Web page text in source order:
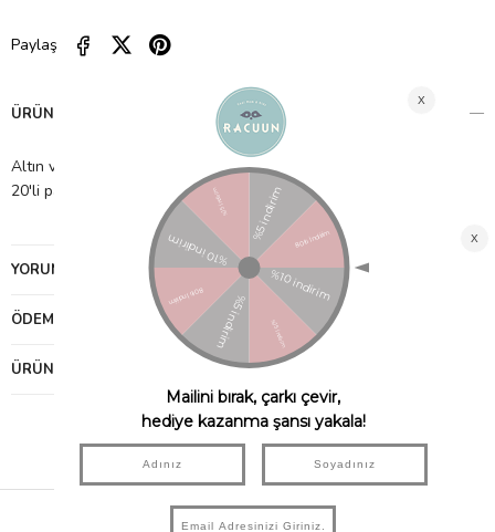
Paylaş
ÜRÜN ÖZELLIKLERI
Altın varak detay
20'li paket
YORUMLAR
ÖDEME SEÇENEKLERI
ÜRÜN ÖNERILERI